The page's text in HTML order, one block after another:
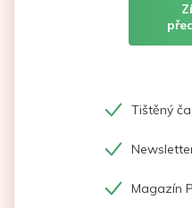
Tištěný
Magazín